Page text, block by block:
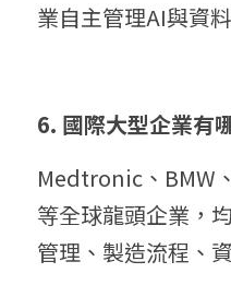
業自主管理AI與資
6. 國際大型企業有
Medtronic、BMW
等全球龍頭企業，
管理、製造流程、